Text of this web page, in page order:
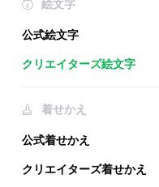
絵文字
公式絵文字
クリエイターズ絵文字
着せかえ
公式着せかえ
クリエイターズ着せかえ